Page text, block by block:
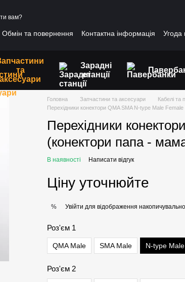
вам?
Обмін та повернення Контактна інформація Угода
та
аксесуари
Зарадні
станції
Головна Запчастини та аксесуари
Кабелі та
Перехідники конектори QMA SMA N-type Male
Перехідники
(конектори папа - мама
В наявності Написати відгук
Ціну уточнюйте
% Увійти для відображення
Роз'єм 1
QMA Male SMA Male N-type Male
Роз'єм 2